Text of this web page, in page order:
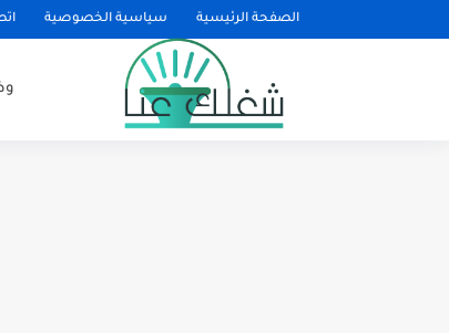
الصفحة الرئيسية سياسية الخصوصية